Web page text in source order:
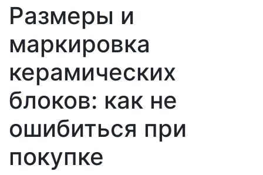
Размеры и
маркировка
керамических
блоков: как не
ошибиться при
покупке